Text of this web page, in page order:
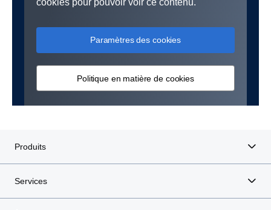
cookies pour pouvoir voir ce contenu.
Paramètres des cookies
Politique en matière de cookies
Produits
Services